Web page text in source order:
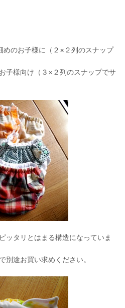
のお子様に（２×２列のスナップ
子様向け（３×２列のスナップでサ
ッタリとはまる構造になっていま
別途お買い求めください。